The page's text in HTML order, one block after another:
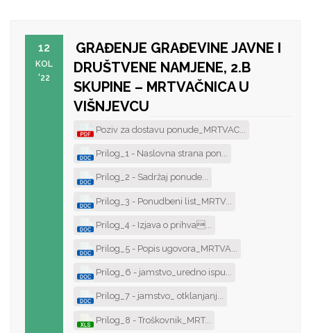
12
KOL
'22
GRAĐENJE GRAĐEVINE JAVNE I
DRUŠTVENE NAMJENE, 2.B
SKUPINE – MRTVAČNICA U
VIŠNJEVCU
Poziv za dostavu ponude_MRTVAC...
Prilog_1 - Naslovna strana pon...
Prilog_2 - Sadržaj ponude...
Prilog_3 - Ponudbeni list_MRTV...
Prilog_4 - Izjava o prihva...
Prilog_5 - Popis ugovora_MRTVA...
Prilog_6 - jamstvo_uredno ispu...
Prilog_7 - jamstvo_ otklanjanj...
Prilog_8 - Troškovnik_MRT...